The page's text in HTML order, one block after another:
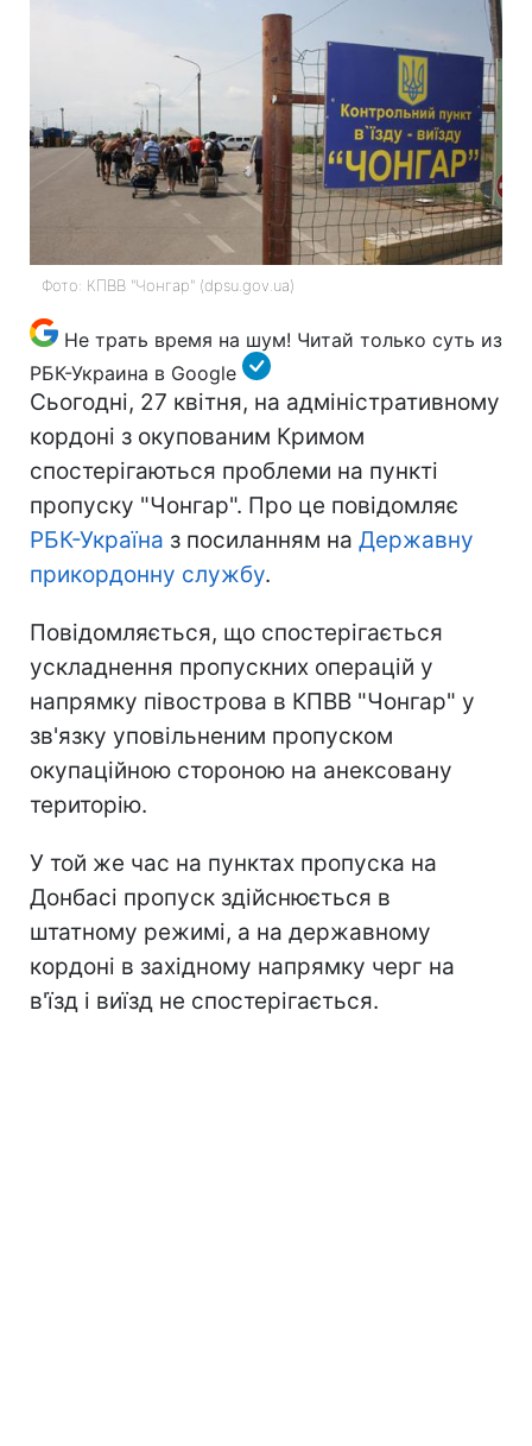
Фото: КПВВ "Чонгар" (dpsu.gov.ua)
Не трать время на шум! Читай только суть из
РБК-Украина в Google
Сьогодні, 27 квітня, на адміністративному
кордоні з окупованим Кримом
спостерігаються проблеми на пункті
пропуску "Чонгар". Про це повідомляє
РБК-Україна з посиланням на Державну
прикордонну службу.
Повідомляється, що спостерігається
ускладнення пропускних операцій у
напрямку півострова в КПВВ "Чонгар" у
зв'язку уповільненим пропуском
окупаційною стороною на анексовану
територію.
У той же час на пунктах пропуска на
Донбасі пропуск здійснюється в
штатному режимі, а на державному
кордоні в західному напрямку черг на
в'їзд і виїзд не спостерігається.